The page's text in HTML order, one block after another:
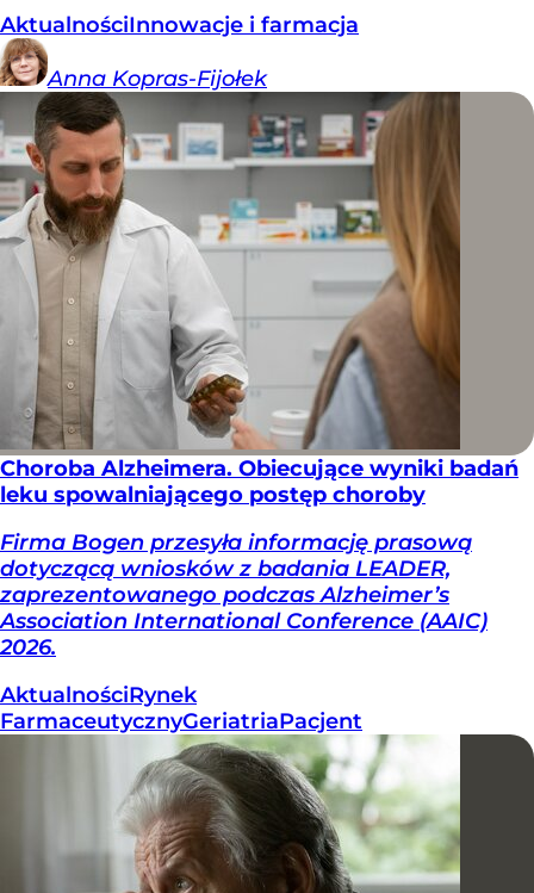
AktualnościInnowacje i farmacja
Anna Kopras-Fijołek
Choroba Alzheimera. Obiecujące wyniki badań
leku spowalniającego postęp choroby
Firma Bogen przesyła informację prasową
dotyczącą wniosków z badania LEADER,
zaprezentowanego podczas Alzheimer’s
Association International Conference (AAIC)
2026.
AktualnościRynek
FarmaceutycznyGeriatriaPacjent